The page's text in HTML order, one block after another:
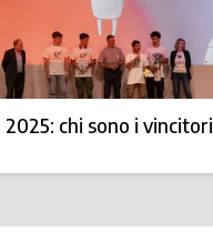
2025: chi sono i vincitori